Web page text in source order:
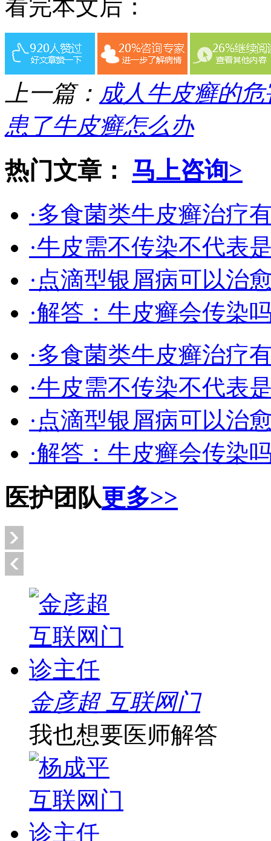
看完本文后：
上一篇： 成人牛皮癣的
患了牛皮癣怎么办
热门文章： 马上咨询>
·多食菌类牛皮癣治疗
·牛皮需不传染不代表
·点滴型银屑病可以治
·解答：牛皮癣会传染
·多食菌类牛皮癣治疗
·牛皮需不传染不代表
·点滴型银屑病可以治
·解答：牛皮癣会传染
医护团队更多>>
金彦超 互联网门
我也想要医师解答